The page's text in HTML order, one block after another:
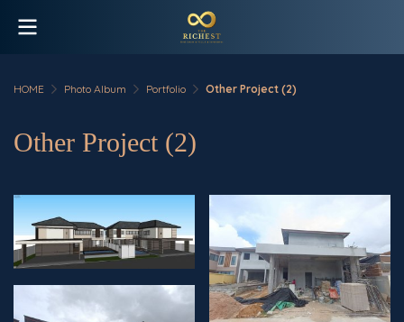
HOME Photo Album Portfolio Other Project (2)
Other Project (2)